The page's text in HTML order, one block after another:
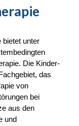
bietet unter
Die Kinder-
das
von
bei
aus den
und